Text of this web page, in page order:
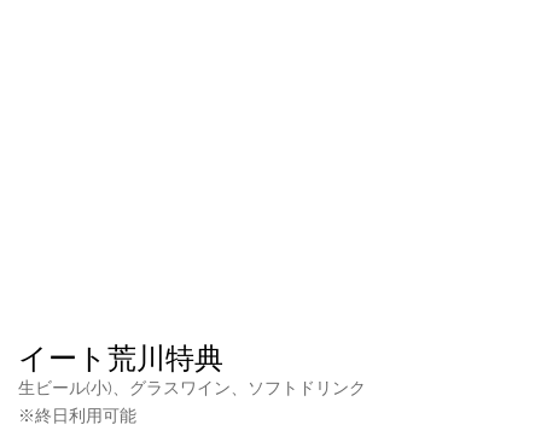
イート荒川特典
生ビール(小)、グラスワイン、ソフトドリンク
※終日利用可能